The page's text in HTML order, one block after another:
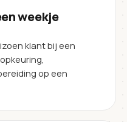
weekje
klant bij een
op een